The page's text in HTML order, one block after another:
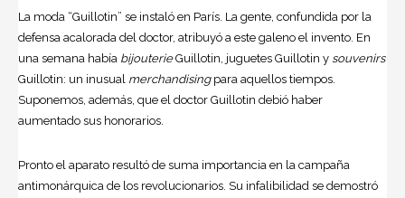
La moda “Guillotin” se instaló en París. La gente, confundida por la
defensa acalorada del doctor, atribuyó a este galeno el invento. En
una semana había bijouterieGuillotin, juguetes Guillotin y souvenirs
Guillotin: un inusual merchandisingpara aquellos tiempos.
Suponemos, además, que el doctor Guillotin debió haber
aumentado sus honorarios.
Pronto el aparato resultó de suma importancia en la campaña
antimonárquica de los revolucionarios. Su infalibilidad se demostró